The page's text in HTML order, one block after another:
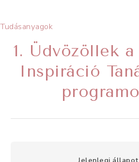
Tudásanyagok
1. Üdvözöllek
Inspiráció